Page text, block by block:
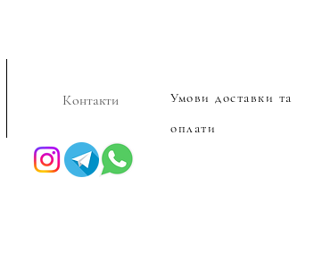
Контакти
Умови доставки та
оплати